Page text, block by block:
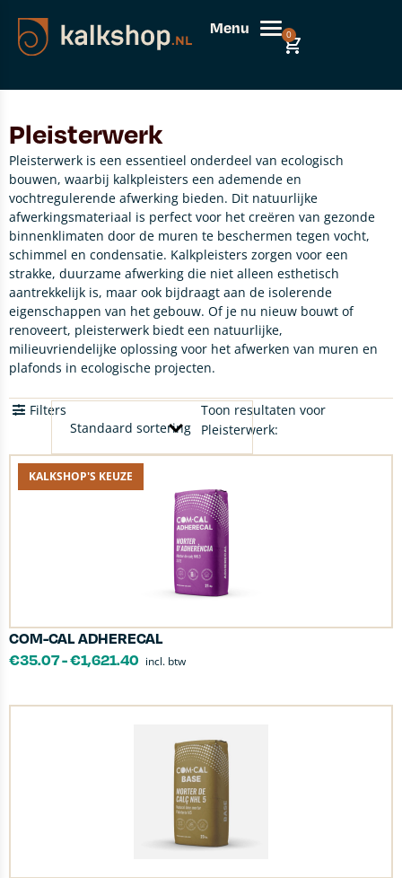
Menu 0
Pleisterwerk
Pleisterwerk is een essentieel onderdeel van ecologisch
bouwen, waarbij kalkpleisters een ademende en
vochtregulerende afwerking bieden. Dit natuurlijke
afwerkingsmateriaal is perfect voor het creëren van gezonde
binnenklimaten door de muren te beschermen tegen vocht,
schimmel en condensatie. Kalkpleisters zorgen voor een
strakke, duurzame afwerking die niet alleen esthetisch
aantrekkelijk is, maar ook bijdraagt aan de isolerende
eigenschappen van het gebouw. Of je nu nieuw bouwt of
renoveert, pleisterwerk biedt een natuurlijke,
milieuvriendelijke oplossing voor het afwerken van muren en
plafonds in ecologische projecten.
Toon resultaten voor
Pleisterwerk:
Filters
KALKSHOP'S KEUZE
COM-CAL ADHERECAL
€35.07-€1,621.40 incl. btw